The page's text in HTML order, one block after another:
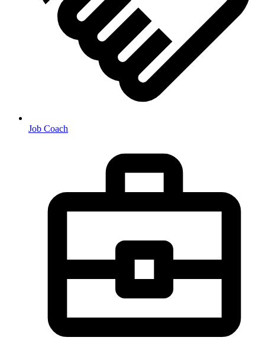
Job Coach